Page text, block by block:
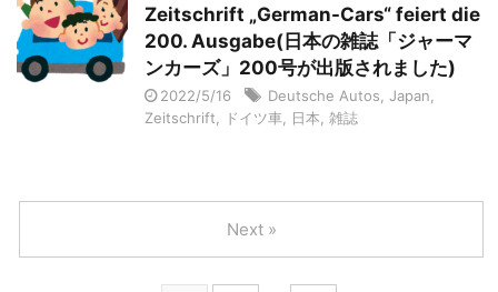
Zeitschrift „German-Cars“ feiert die
200. Ausgabe(日本の雑誌「ジャーマ
ンカーズ」200号が出版されました)
2022/5/16 Deutsche Autos Japan
Zeitschrift
ドイツ車 日本 雑誌
Next »